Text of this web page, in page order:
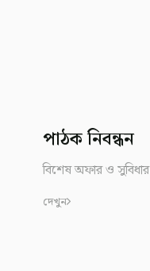
পাঠক নিবন্ধন
বিশেষ অফার ও
দেখুন